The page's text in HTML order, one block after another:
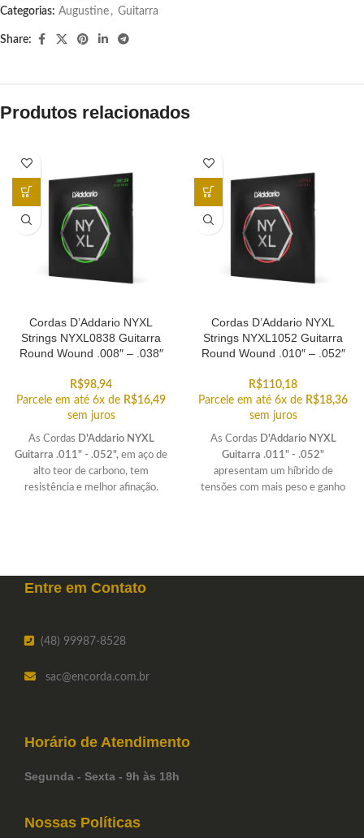
Categorias: Augustine , Guitarra
Share:
Produtos relacionados
Cordas D’Addario NYXL
Strings NYXL0838 Guitarra
Round Wound .008″ – .038″
R$98,94
Parcele em até 6x de R$16,49
sem juros
As Cordas
D'Addario NYXL
Guitarra .011" - .052", em aço de
alto teor de carbono, tem
resistência e melhor afinação.
Cordas D’Addario NYXL
Strings NYXL1052 Guitarra
Round Wound .010″ – .052″
R$110,18
Parcele em até 6x de R$18,36
sem juros
As Cordas
D'Addario NYXL
Guitarra .011" - .052"
apresentam um híbrido de
tensões com mais peso e ganho
Entre em Contato
(48) 99987-8528
sac@encorda.com.br
Horário de Atendimento
Segunda - Sexta - 9h às 18h
Nossas Políticas